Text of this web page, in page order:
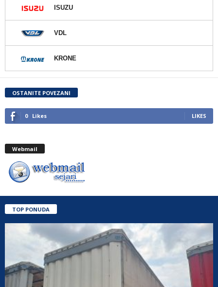
ISUZU
VDL
KRONE
OSTANITE POVEZANI
0 Likes LIKES
Webmail
TOP PONUDA